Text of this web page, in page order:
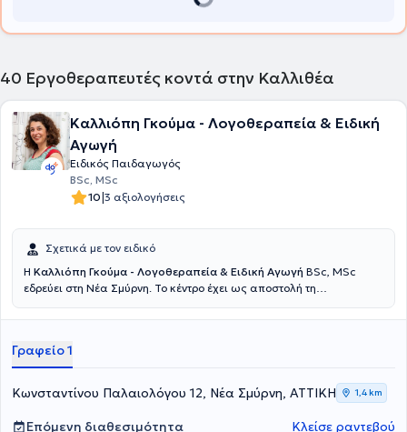
40 Εργοθεραπευτές κοντά στην Καλλιθέα
Καλλιόπη Γκούμα - Λογοθεραπεία & Ειδική
Αγωγή
Ειδικός Παιδαγωγός
BSc, MSc
10|3 αξιολογήσεις
Σχετικά με τον ειδικό
Η Καλλιόπη Γκούμα - Λογοθεραπεία & Ειδική Αγωγή BSc, MSc
εδρεύει στη Νέα Σμύρνη. Το κέντρο έχει ως αποστολή τη
ευχάριστου περιβάλλοντος για παιδιά, έφηβους και τους γονείς
επιστημονικές μεθόδους και δια βίου καταρτισμένοι σε νέες
επιστημονικές εξελίξεις, προλαμβάνουν, αξιολογούν και σχεδιάζουν
εξατομικευμένα θεραπευτικά προγράμματα, με σεβασμό στο κάθε
παιδί και στην οικογένεια του. Εργαλείατους είναι η λογοθεραπεία,
η εργοθεραπεία, η αισθητηριακή ολοκλήρωση, η ειδική μαθησιακή
Γραφείο 1
Κωνσταντίνου Παλαιολόγου 12, Νέα Σμύρνη, ΑΤΤΙΚΗ 1,4 km
Επόμενη διαθεσιμότητα Κλείσε ραντεβού